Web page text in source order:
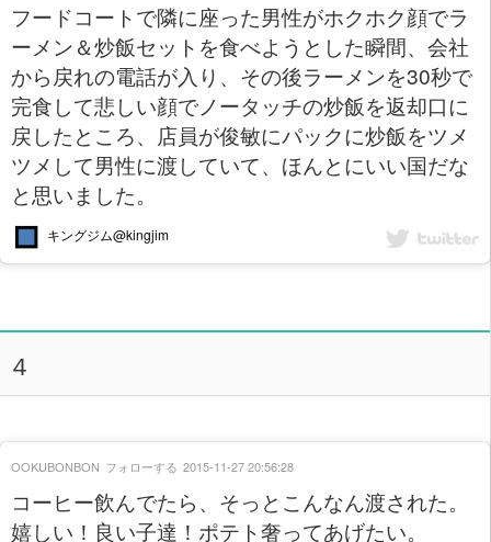
フードコートで隣に座った男性がホクホク顔でラ
ーメン＆炒飯セットを食べようとした瞬間、会社
から戻れの電話が入り、その後ラーメンを30秒で
完食して悲しい顔でノータッチの炒飯を返却口に
戻したところ、店員が俊敏にパックに炒飯をツメ
ツメして男性に渡していて、ほんとにいい国だな
と思いました。
キングジム@kingjim
４
コーヒー飲んでたら、そっとこんなん渡された。
嬉しい！良い子達！ポテト奢ってあげたい。
OOKUBONBON フォローする 2015-11-27 20:56:28